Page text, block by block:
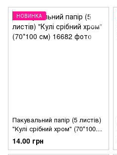
НОВИНКА
Пакувальний папір (5 листів)
"Кулі срібний хром" (70*100
см)
14.00 грн